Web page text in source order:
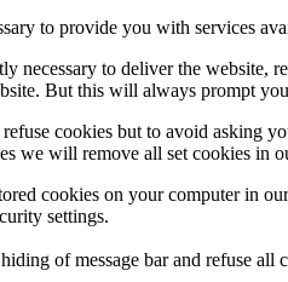
to provide you with services
necessary to deliver the
But this will always prompt
cookies but to avoid asking
we will remove all set cookies in
cookies on your computer in
settings.
of message bar and refuse